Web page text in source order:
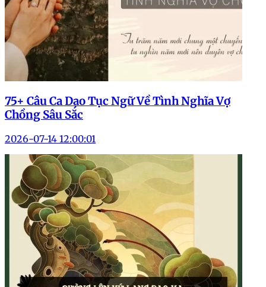
75+ Câu Ca Dao Tục Ngữ Về Tình Nghĩa Vợ
Chồng Sâu Sắc
2026-07-14 12:00:01